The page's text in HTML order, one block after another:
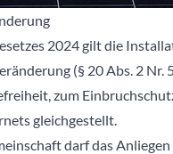
2024 gilt die
(§ 20 Abs. 2 Nr.
zum
gleichgestellt.
darf das